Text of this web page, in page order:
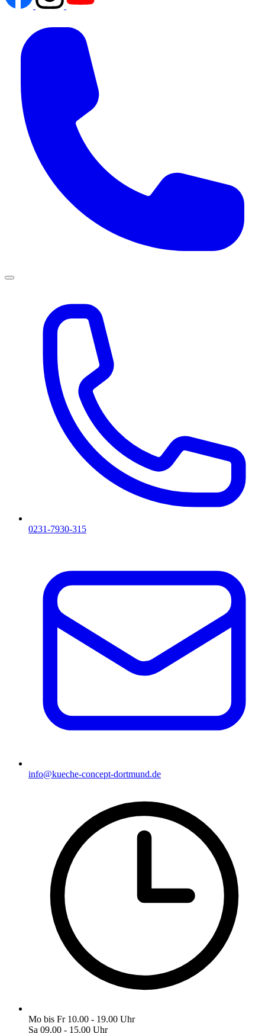
0231-7930-315
info@kueche-concept-dortmund.de
Mo bis Fr 10.00 - 19.00 Uhr
Sa 09.00 - 15.00 Uhr